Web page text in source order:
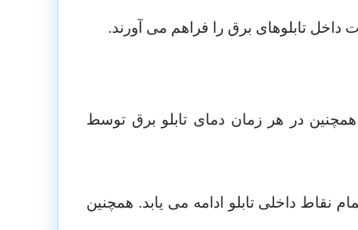
تابلوهای برق را فراهم می آورند.
همچنین در هر زمان دمای تابلو برق توسط
داخلی تابلو ادامه می یابد. همچنین